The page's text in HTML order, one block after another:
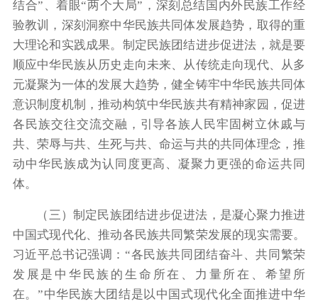
结合”、着眼“两个大局”，深刻总结国内外民族工作经
验教训，深刻洞察中华民族共同体发展趋势，取得的重
大理论和实践成果。制定民族团结进步促进法，就是要
顺应中华民族从历史走向未来、从传统走向现代、从多
元凝聚为一体的发展大趋势，健全铸牢中华民族共同体
意识制度机制，推动构筑中华民族共有精神家园，促进
各民族交往交流交融，引导各族人民牢固树立休戚与
共、荣辱与共、生死与共、命运与共的共同体理念，推
动中华民族成为认同度更高、凝聚力更强的命运共同
体。
（三）制定民族团结进步促进法，是凝心聚力推进
中国式现代化、推动各民族共同繁荣发展的现实需要。
习近平总书记强调：“各民族共同团结奋斗、共同繁荣
发展是中华民族的生命所在、力量所在、希望所
在。”中华民族大团结是以中国式现代化全面推进中华